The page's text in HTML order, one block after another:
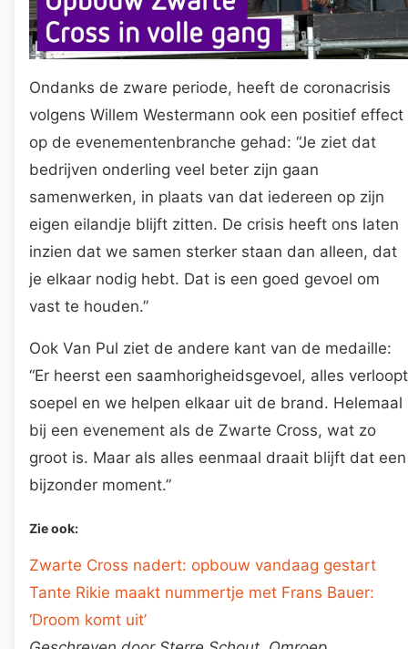
Ondanks de zware periode, heeft de coronacrisis
volgens Willem Westermann ook een positief effect
op de evenementenbranche gehad: “Je ziet dat
bedrijven onderling veel beter zijn gaan
samenwerken, in plaats van dat iedereen op zijn
eigen eilandje blijft zitten. De crisis heeft ons laten
inzien dat we samen sterker staan dan alleen, dat
je elkaar nodig hebt. Dat is een goed gevoel om
vast te houden.”
Ook Van Pul ziet de andere kant van de medaille:
“Er heerst een saamhorigheidsgevoel, alles verloopt
soepel en we helpen elkaar uit de brand. Helemaal
bij een evenement als de Zwarte Cross, wat zo
groot is. Maar als alles eenmaal draait blijft dat een
bijzonder moment.”
Zie ook:
Zwarte Cross nadert: opbouw vandaag gestart
Tante Rikie maakt nummertje met Frans Bauer:
‘Droom komt uit’